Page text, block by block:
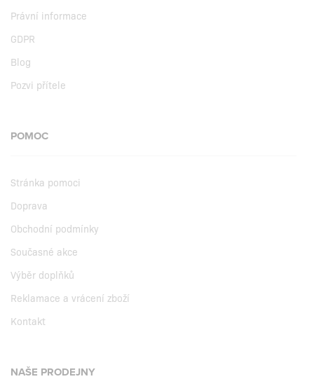
Právní informace
GDPR
Blog
Pozvi přítele
POMOC
Stránka pomoci
Doprava
Obchodní podmínky
Současné akce
Výběr doplňků
Reklamace a vrácení zboží
Kontakt
NAŠE PRODEJNY